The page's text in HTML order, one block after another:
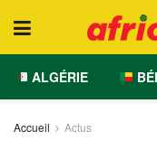
ALGÉRIE
Accueil Actus